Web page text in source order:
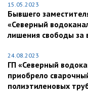
15.05.2023
Бывшего
«Северный
лишения свободы за
24.08.2023
ГП «Северный
приобрело
полиэтиленовых